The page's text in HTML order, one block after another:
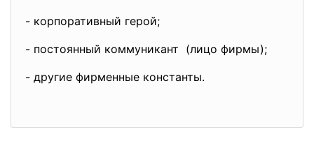
- корпоративный герой;
- постоянный коммуникант (лицо фирмы);
- другие фирменные константы.